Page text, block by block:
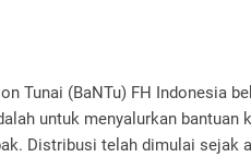
Tunai (BaNTu) FH Indonesia
untuk menyalurkan bantuan
Distribusi telah dimulai sejak